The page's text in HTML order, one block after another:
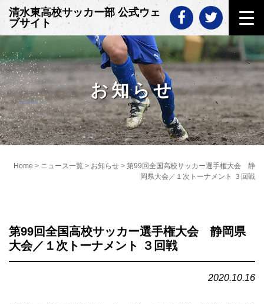
Skip
to
content
清水東高校サッカー部 公式ウェ
ブサイト
お知らせ
Home > ニュース一覧 > お知らせ > 第99回全国高校サッカー選手権大会 静
岡県大会／１次トーナメント ３回戦
第99回全国高校サッカー選手権大会 静岡県
大会／１次トーナメント ３回戦
2020.10.16